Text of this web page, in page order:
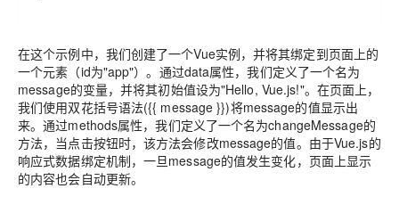
在这个示例中，我们创建了一个Vue实例，并将其绑定到页面上的
一个元素（id为"app"）。通过data属性，我们定义了一个名为
message的变量，并将其初始值设为"Hello, Vue.js!"。在页面上，
我们使用双花括号语法({{ message }})将message的值显示出
来。通过methods属性，我们定义了一个名为changeMessage的
方法，当点击按钮时，该方法会修改message的值。由于Vue.js的
响应式数据绑定机制，一旦message的值发生变化，页面上显示
的内容也会自动更新。